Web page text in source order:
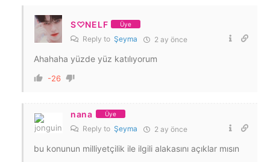
S♡NELF Üye
Reply to Şeyma 2 ay önce
Ahahaha yüzde yüz katılıyorum
-26
nana Üye
Reply to Şeyma 2 ay önce
bu konunun milliyetçilik ile ilgili alakasını açıklar mısın